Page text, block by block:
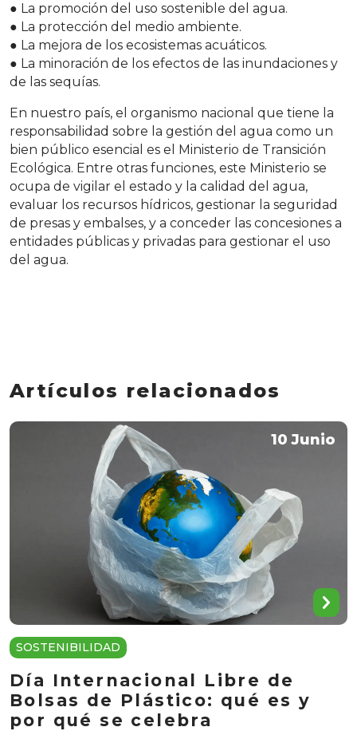
● La promoción del uso sostenible del agua.
● La protección del medio ambiente.
● La mejora de los ecosistemas acuáticos.
● La minoración de los efectos de las inundaciones y
de las sequías.
En nuestro país, el organismo nacional que tiene la
responsabilidad sobre la gestión del agua como un
bien público esencial es el Ministerio de Transición
Ecológica. Entre otras funciones, este Ministerio se
ocupa de vigilar el estado y la calidad del agua,
evaluar los recursos hídricos, gestionar la seguridad
de presas y embalses, y a conceder las concesiones a
entidades públicas y privadas para gestionar el uso
del agua.
Artículos relacionados
10 Junio
SOSTENIBILIDAD
Día Internacional Libre de
Bolsas de Plástico: qué es y
por qué se celebra